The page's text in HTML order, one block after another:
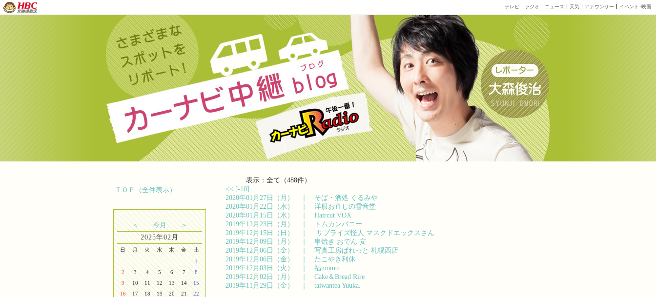
テレビ ラジオ ニュース 天気 アナウンサー イベント･映画
ＴＯＰ（全件表示）
＜ 今月
＞
2025年02月
日 月 火 水 木 金
土
1
2
3 4 5 6 7
8
9
10 11 12 13 14
15
16
17 18 19 20 21
22
表示：全て（488件）
<< [-10]
2020年01月27日（月） ｜ そば・酒処 くるみや
2020年01月22日（水） ｜ 洋服お直しの雪音堂
2020年01月15日（水） ｜ Haircut VOX
2019年12月23日（月） ｜
トムカンパニー
2019年12月15日（日） ｜
サプライズ怪人 マスクドエックスさん
2019年12月09日（月） ｜ 串焼き おでん 安
2019年12月06日（金） ｜ 写真工房ぱれっと 札幌西店
2019年12月06日（金） ｜ たこやき利休
2019年12月03日（火） ｜ 福momo
2019年12月02日（月） ｜ Cake＆Bread Rire
2019年11月29日（金） ｜ taiwantea Yuuka.